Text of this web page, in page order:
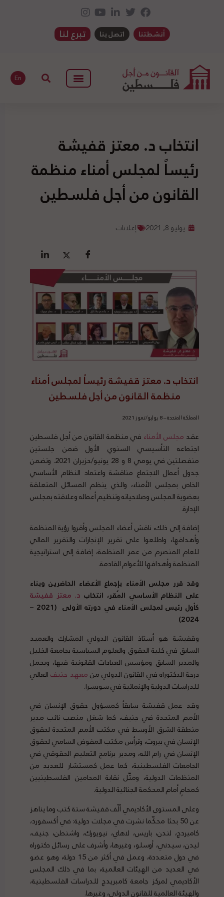
أنشطتنا اتصل بنا تبرع لنا
En
انتخاب د. معتز قفيشة
رئيساً لمجلس أمناء منظمة
القانون من أجل فلسطين
يوليو 8, 2021 إعلانات
انتخاب د. معتز قفيشة رئيساً لمجلس أمناء
منظمة القانون من أجل فلسطين
المملكة المتحدة – 8 يوليو/تموز 2021
عقد مجلس الأمناء في منظمة القانون من أجل فلسطين
اجتماعه التأسيسي السنوي الأول ضمن جلستين
منفصلتين في يومي 8 و 28 يونيو/حزيران 2021. وتضمن
جدول أعمال الاجتماع مناقشة واعتماد النظام الأساسي
الخاص بمجلس الأمناء، والذي ينظم المسائل المتعلقة
بعضوية المجلس وصلاحياته وتنظيم أعماله وعلاقته بمجلس
الإدارة.
إضافة إلى ذلك، ناقش أعضاء المجلس وأقروا رؤية المنظمة
وأهدافها، واطلعوا على تقرير الإنجازات والتقرير المالي
للعام المنصرم من عمر المنظمة، إضافة إلى استراتيجية
المنظمة وأهدافها للأعوام القادمة.
وقد قرر مجلس الأمناء بإجماع الأعضاء الحاضرين وبناء
على النظام الأساسي المُقر، انتخاب د. معتز قفيشة
كأول رئيس لمجلس الأمناء في دورته الأولى
(2021 –
2024)
وقفيشة هو أستاذ القانون الدولي المشارك والعميد
السابق في كلية الحقوق والعلوم السياسية بجامعة الخليل
والمدير السابق ومؤسس العيادات القانونية فيها، ويحمل
درجة الدكتوراه في القانون الدولي منمعهد جنيفالعالي
للدراسات الدولية والإنمائية في سويسرا.
وقد عمل قفيشة سابقاً كمسؤول حقوق الإنسان في
الأمم المتحدة في جنيف، كما شغل منصب نائب مدير
منطقة الشرق الأوسط في مكتب الأمم المتحدة لحقوق
الإنسان في بيروت، وترأس مكتب المفوض السامي لحقوق
الإنسان في رام الله، ومدير برنامج التعليم الحقوقي في
الجامعات الفلسطينية، كما عمل كمستشار للعديد من
المنظمات الدولية، ومثّل نقابة المحامين الفلسطينيين
كمحامٍ أمام المحكمة الجنائية الدولية.
وعلى المستوى الأكاديمي ألّف قفيشة ستة كتب وما يناهز
عن 50 بحثا محكّما نشرت في مجلات دولية: في أكسفورد،
كامبردج، لندن، باريس، لاهاي، نيويورك، واشنطن، جنيف،
ليدن، سيدني، أوسلو، وغيرها، وأشرف على رسائل دكتوراه
في دول متعددة، وعمل في أكثر من 15 دولة، وهو عضو
في العديد من الهيئات العالمية، بما في ذلك المجلس
الأكاديمي لمركز جامعة كامبريدج للدراسات الفلسطينية،
والهيئة العالمية للقانون الدولي، وغيرها.